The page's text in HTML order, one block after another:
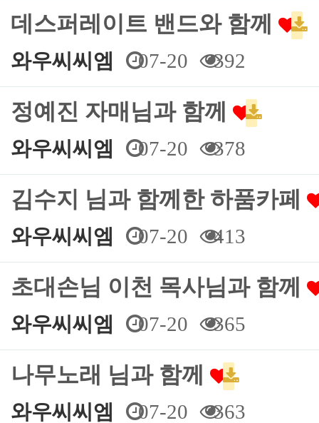
데스퍼레이트 밴드와 함께
와우씨씨엠 07-20 392
정예진 자매님과 함께
와우씨씨엠 07-20 378
김수지 님과 함께한 하품카페
와우씨씨엠 07-20 413
초대손님 이천 목사님과 함께
와우씨씨엠 07-20 365
나무노래 님과 함께
와우씨씨엠 07-20 363